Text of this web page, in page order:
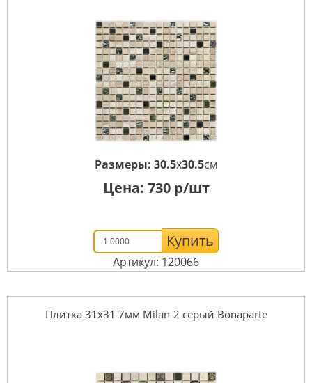
Размеры: 30.5x30.5см
Цена: 730р/шт
Купить
Артикул: 120066
Плитка 31x31 7мм Milan-2 серый Bonaparte